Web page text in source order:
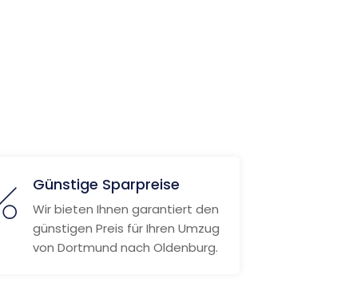
Günstige Sparpreise
Wir bieten Ihnen garantiert den
günstigen Preis für Ihren Umzug
von Dortmund nach Oldenburg.